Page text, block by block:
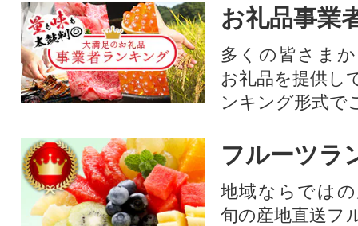
お礼品事業
多くの皆さま
お礼品を提供し
ンキング形式で
フルーツラ
地域ならでは
旬の産地直送フ